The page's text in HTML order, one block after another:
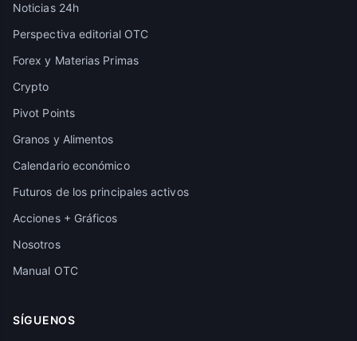
Noticias 24h
Perspectiva editorial OTC
Forex y Materias Primas
Crypto
Pivot Points
Granos y Alimentos
Calendario económico
Futuros de los principales activos
Acciones + Gráficos
Nosotros
Manual OTC
SÍGUENOS